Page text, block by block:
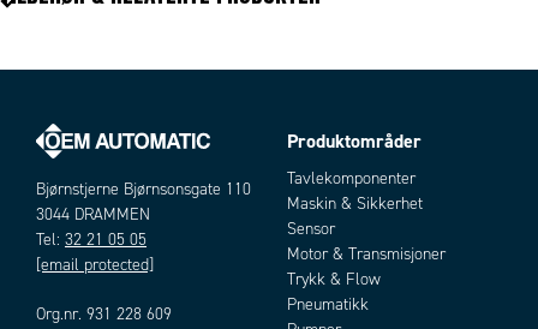
Slangediameter utv.
Temperaturområde til 80 °C
Trykkområde maks.
Trykkområde min. 1 bar
Bjørnstjerne Bjørnsonsgate 110
3044 DRAMMEN
Tel: 32 21 05 05
[email protected]
Org.nr. 931 228 609
Produktområder
Tavlekomponenter
Maskin & Sikkerhet
Sensor
Motor & Transmisjoner
Trykk & Flow
Pneumatikk